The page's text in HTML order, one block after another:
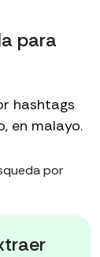
para
hashtags
en malayo.
por